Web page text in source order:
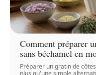
Comment préparer
sans béchamel en
Préparer un gratin de